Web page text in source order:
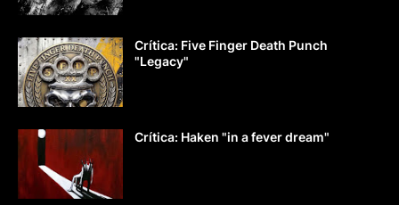
Crítica: Five Finger Death Punch
"Legacy"
Crítica: Haken "in a fever dream"